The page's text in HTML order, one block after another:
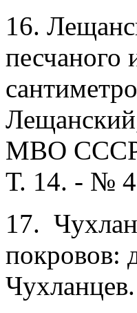
16.
песчаного
МВО СССР
Т. 14. - №
17.
покровов: